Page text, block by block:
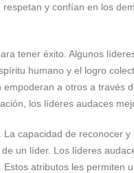
y confían en los
tener éxito. Algunos
humano y el logro
a otros a través
los líderes audaces
capacidad de reconocer
un líder. Los líderes
atributos les permiten